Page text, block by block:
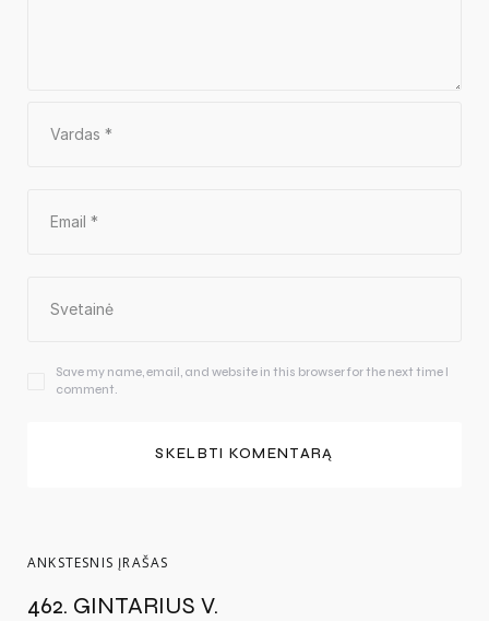
Save my name, email, and website in this browser for the next time I
comment.
ANKSTESNIS ĮRAŠAS
462. GINTARIUS V.